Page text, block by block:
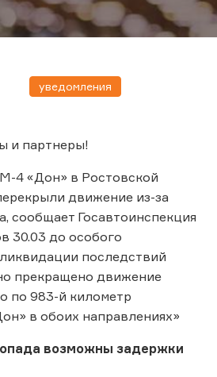
уведомления
и партнеры!
4 «Дон» в Ростовской
движение из-за
сообщает Госавтоинспекция
30.03 до особого
последствий
прекращено движение
по 983-й километр
в обоих направлениях»
возможны задержки